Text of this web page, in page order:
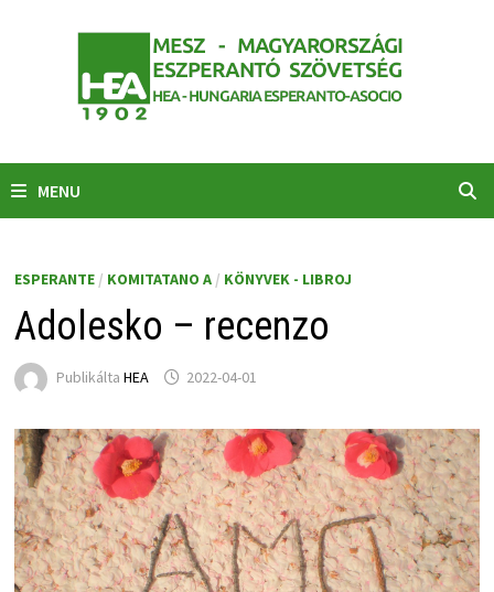
MENU
ESPERANTE/ KOMITATANO A/ KÖNYVEK - LIBROJ
Adolesko – recenzo
Publikálta HEA 2022-04-01